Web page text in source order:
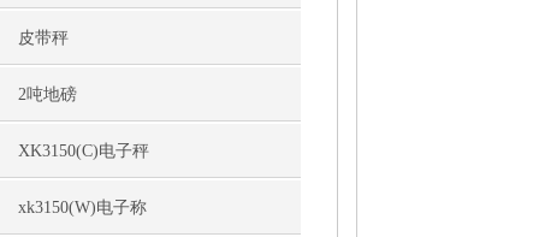
皮带秤
2吨地磅
XK3150(C)电子秤
xk3150(W)电子称